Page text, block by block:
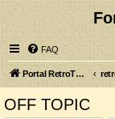
FAQ
Portal RetroTRAKTOR.pl
OFF TOPIC